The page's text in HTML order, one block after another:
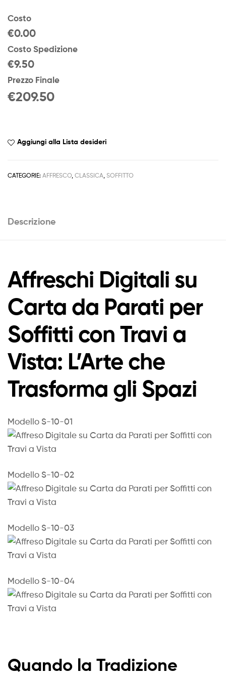
Costo
€0.00
Costo Spedizione
€9.50
Prezzo Finale
€209.50
Aggiungi alla Lista desideri
CATEGORIE: AFFRESCO, CLASSICA, SOFFITTO
Descrizione
Affreschi Digitali su
Carta da Parati per
Soffitti con Travi a
Vista: L’Arte che
Trasforma gli Spazi
Modello S-10-01
Modello S-10-02
Modello S-10-03
Modello S-10-04
Quando la Tradizione